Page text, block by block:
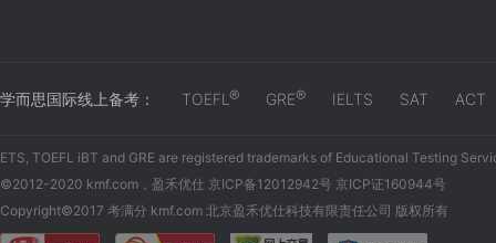
学而思国际线上备考： TOEFL ® GRE® IELTS SAT ACT
ETS, TOEFL iBT and GRE are registered trademarks of Educational Testing
©2012-2020 kmf.com，盈禾优仕 京ICP备12012942号 京ICP证160944号
Copyright©2017 考满分 kmf.com 北京盈禾优仕科技有限责任公司 版权所有